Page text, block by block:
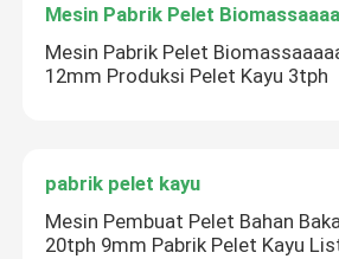
Mesin Pabrik Pelet
Mesin Pabrik Pelet
12mm Produksi Pelet Kayu 3tph
pabrik pelet kayu
Mesin Pembuat Pelet Bahan
20tph 9mm Pabrik Pelet Kayu